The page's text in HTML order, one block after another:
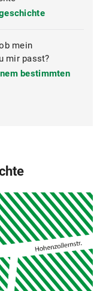
mein
mir passt?
bestimmten